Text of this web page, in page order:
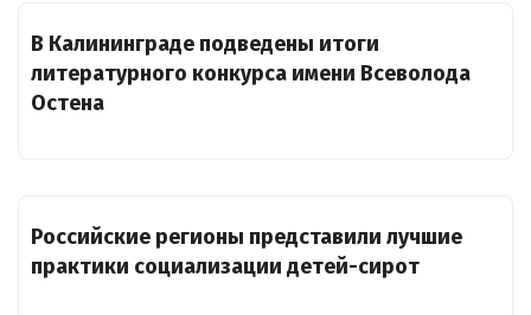
В Калининграде подведены итоги
литературного конкурса имени Всеволода
Остена
Российские регионы представили лучшие
практики социализации детей-сирот